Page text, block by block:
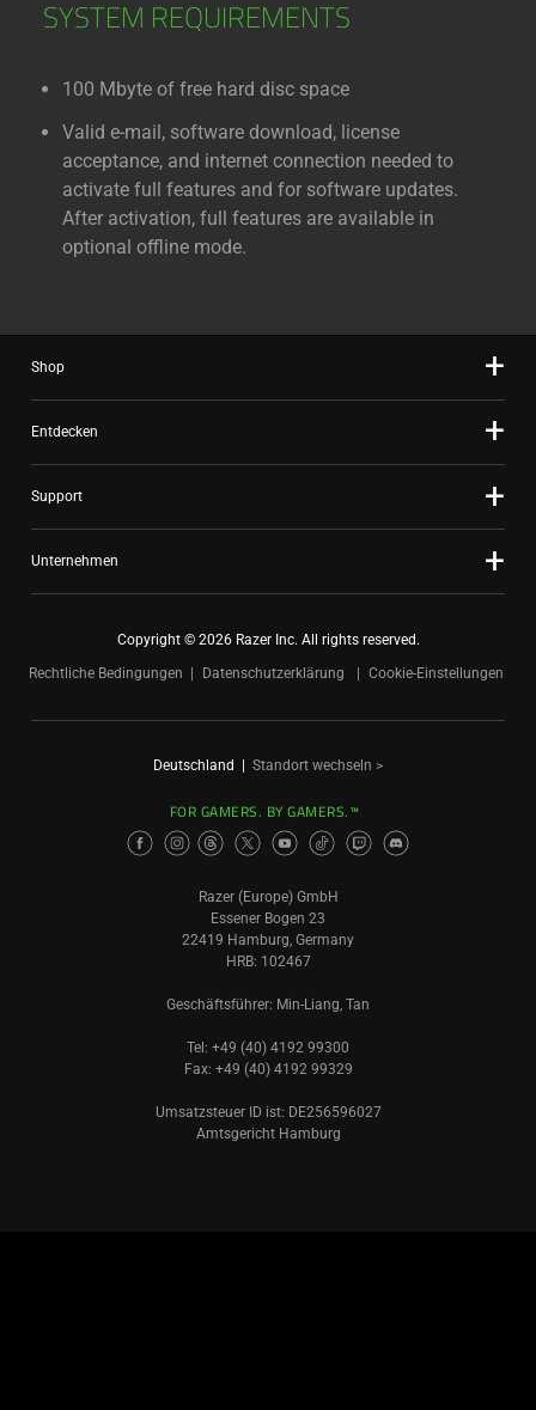
SYSTEM REQUIREMENTS
100 Mbyte of free hard disc space
Valid e-mail, software download, license
acceptance, and internet connection needed to
activate full features and for software updates.
After activation, full features are available in
optional offline mode.
Shop
Entdecken
Support
Unternehmen
Copyright © 2026 Razer Inc. All rights reserved.
Rechtliche Bedingungen
Datenschutzerklärung Cookie-Einstellungen
Deutschland Standort wechseln >
FOR GAMERS. BY GAMERS.™
Razer (Europe) GmbH
Essener Bogen 23
22419 Hamburg, Germany
HRB: 102467
Geschäftsführer: Min-Liang, Tan
Tel: +49 (40) 4192 99300
Fax: +49 (40) 4192 99329
Umsatzsteuer ID ist: DE256596027
Amtsgericht Hamburg